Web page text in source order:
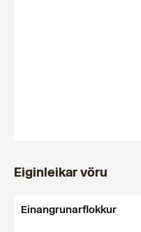
Eiginleikar vöru
Einangrunarflokkur